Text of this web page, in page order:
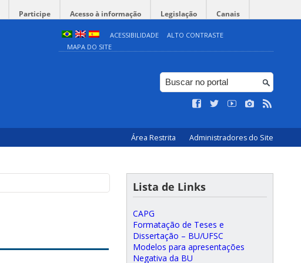
Participe Acesso à informação Legislação Canais
ACESSIBILIDADE
ALTO CONTRASTE
MAPA DO SITE
Área Restrita Administradores do Site
Lista de Links
CAPG
Formatação de Teses e
Dissertação – BU/UFSC
Modelos para apresentações
Negativa da BU